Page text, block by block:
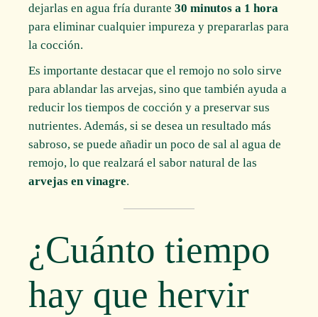
dejarlas en agua fría durante30 minutos a 1 hora
para eliminar cualquier impureza y prepararlas para
la cocción.
Es importante destacar que el remojo no solo sirve
para ablandar las arvejas, sino que también ayuda a
reducir los tiempos de cocción y a preservar sus
nutrientes. Además, si se desea un resultado más
sabroso, se puede añadir un poco de sal al agua de
remojo, lo que realzará el sabor natural de las
arvejas en vinagre.
¿Cuánto tiempo
hay que hervir